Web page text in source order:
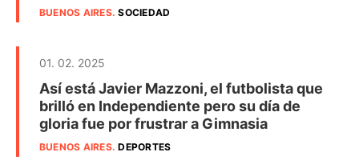
BUENOS AIRES.SOCIEDAD
01. 02. 2025
Así está Javier Mazzoni, el futbolista que
brilló en Independiente pero su día de
gloria fue por frustrar a Gimnasia
BUENOS AIRES.DEPORTES